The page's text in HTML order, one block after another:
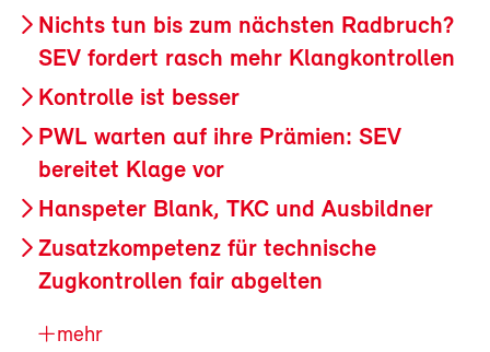
Nichts tun bis zum nächsten Radbruch?
SEV fordert rasch mehr Klangkontrollen
Kontrolle ist besser
PWL warten auf ihre Prämien: SEV
bereitet Klage vor
Hanspeter Blank, TKC und Ausbildner
Zusatzkompetenz für technische
Zugkontrollen fair abgelten
mehr